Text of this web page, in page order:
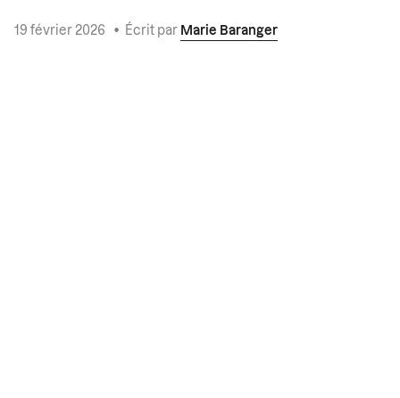
19 février 2026 • Écrit par Marie Baranger